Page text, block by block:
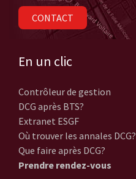
CONTACT
En un clic
Contrôleur de gestion
DCG après BTS?
Extranet ESGF
Où trouver les annales DCG?
Que faire après DCG?
Prendre rendez-vous